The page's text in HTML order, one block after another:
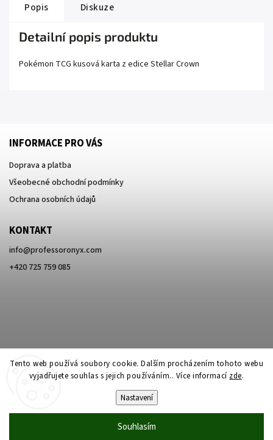
Tento web používá soubory cookie. Dalším procházením tohoto webu
vyjadřujete souhlas s jejich používáním.. Více informací zde.
Nastavení
Souhlasím
Popis Diskuze
Detailní popis produktu
Pokémon TCG kusová karta z edice Stellar Crown
INFORMACE PRO VÁS
Doprava a platba
Všeobecné obchodní podmínky
Ochrana osobních údajů
KONTAKT
info@professoronyx.com
+420 725 759 085
Professor Onyx. Všechna práva vyhrazena.